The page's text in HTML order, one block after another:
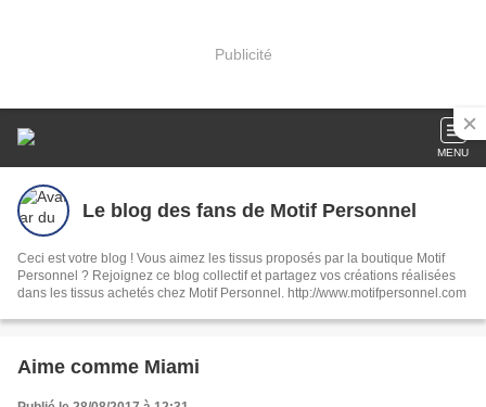
Publicité
MENU
Le blog des fans de Motif Personnel
Ceci est votre blog ! Vous aimez les tissus proposés par la boutique Motif
Personnel ? Rejoignez ce blog collectif et partagez vos créations réalisées
dans les tissus achetés chez Motif Personnel. http://www.motifpersonnel.com
Aime comme Miami